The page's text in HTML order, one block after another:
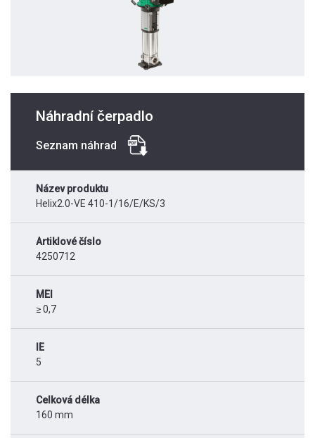
Náhradní čerpadlo
Seznam náhrad
Název produktu
Helix2.0-VE 410-1/16/E/KS/3
Artiklové číslo
4250712
MEI
≥ 0,7
IE
5
Celková délka
160 mm